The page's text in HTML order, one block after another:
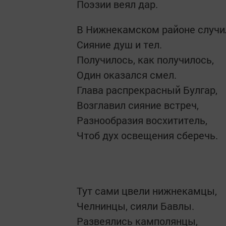
Поэзии веял дар.
В Нижнекамском районе
Сияние душ и тел.
Получилось, как получилось,
Один оказался смел.
Глава распрекрасный Булгар,
Возглавил сияние встреч,
Разнообразия восхититель,
Чтоб дух освещения сберечь.
Тут сами цвели нижнекамцы,
Челнинцы, сияли Бавлы.
Развеялись камполянцы,